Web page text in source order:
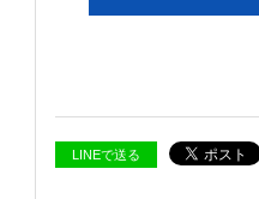
LINEで送る